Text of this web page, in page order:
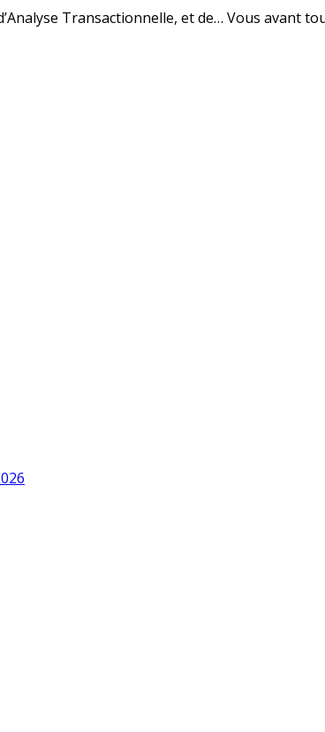
Transactionnelle, et de… Vous avant